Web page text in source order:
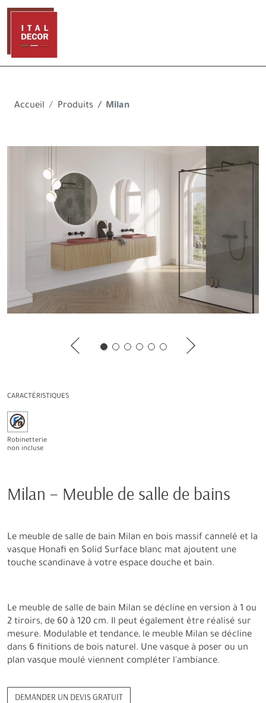
Accueil Produits Milan
CARACTÉRISTIQUES
Robinetterie
non incluse
Milan – Meuble de salle de bains
Le meuble de salle de bain Milan en bois massif cannelé et la
vasque Honafi en Solid Surface blanc mat ajoutent une
touche scandinave à votre espace douche et bain.
Le meuble de salle de bain Milan se décline en version à 1 ou
2 tiroirs, de 60 à 120 cm. Il peut également être réalisé sur
mesure. Modulable et tendance, le meuble Milan se décline
dans 6 finitions de bois naturel. Une vasque à poser ou un
plan vasque moulé viennent compléter l'ambiance.
DEMANDER UN DEVIS GRATUIT